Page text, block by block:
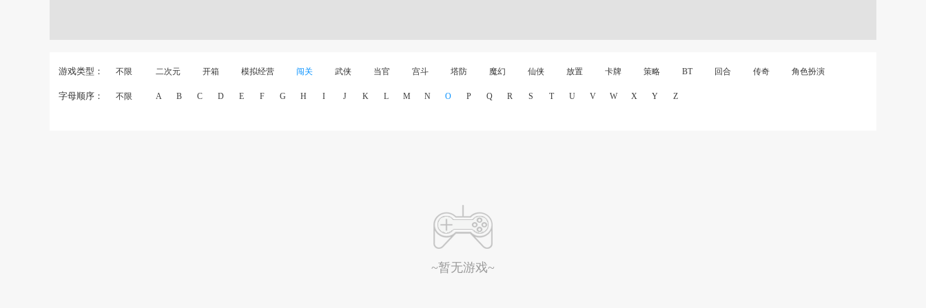
游戏类型： 不限 二次元 开箱 模拟经营 闯关 武侠 当官 宫斗 塔防 魔幻 仙侠 放置 卡牌 策略 BT 回合 传奇 角色扮演
字母顺序： 不限 A B C D E F G H I J K L M N O P Q R S T U V W X Y Z
~暂无游戏~